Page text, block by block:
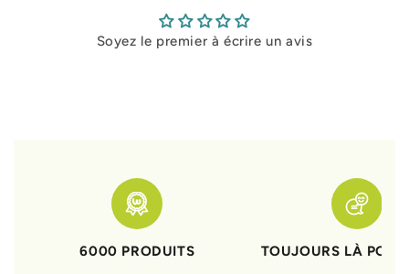
Soyez le premier à écrire un avis
6000 PRODUITS
TOUJOURS LÀ